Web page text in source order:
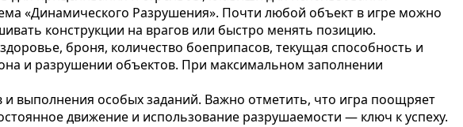
«Динамического Разрушения». Почти любой объект в игре можно
конструкции на врагов или быстро менять позицию.
броня, количество боеприпасов, текущая способность и
и разрушении объектов. При максимальном заполнении
выполнения особых заданий. Важно отметить, что игра поощряет
движение и использование разрушаемости — ключ к успеху.